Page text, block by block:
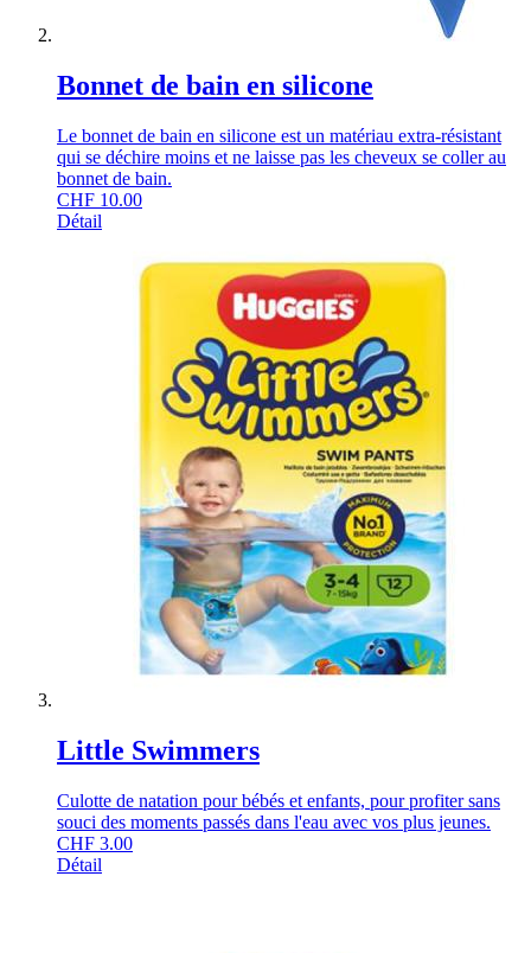
Bonnet de bain en silicone
Le bonnet de bain en silicone est un matériau extra-résistant
qui se déchire moins et ne laisse pas les cheveux se coller au
bonnet de bain.
CHF 10.00
Détail
Little Swimmers
Culotte de natation pour bébés et enfants, pour profiter sans
souci des moments passés dans l'eau avec vos plus jeunes.
CHF 3.00
Détail